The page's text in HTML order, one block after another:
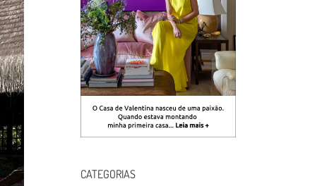
CATEGORIAS